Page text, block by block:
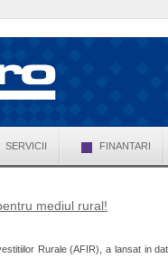
SERVICII FINANTARI
mediul rural!
Rurale (AFIR), a lansat in